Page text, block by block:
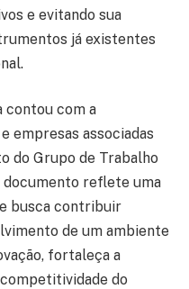
e evitando sua
já existentes
contou com a
empresas associadas
do Grupo de Trabalho
documento reflete uma
busca contribuir
de um ambiente
fortaleça a
do